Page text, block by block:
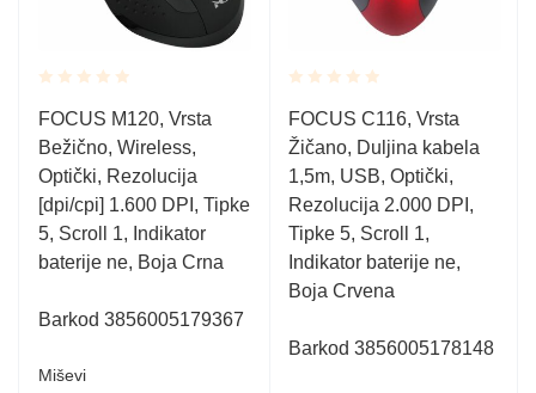
Rated
0.001
out
of
5
FOCUS M120, Vrsta
Bežično, Wireless,
Optički, Rezolucija
[dpi/cpi] 1.600 DPI, Tipke
5, Scroll 1, Indikator
baterije ne, Boja Crna
Barkod 3856005179367
Miševi
Rated
0.001
out
of
5
FOCUS C116, Vrsta
Žičano, Duljina kabela
1,5m, USB, Optički,
Rezolucija 2.000 DPI,
Tipke 5, Scroll 1,
Indikator baterije ne,
Boja Crvena
Barkod 3856005178148